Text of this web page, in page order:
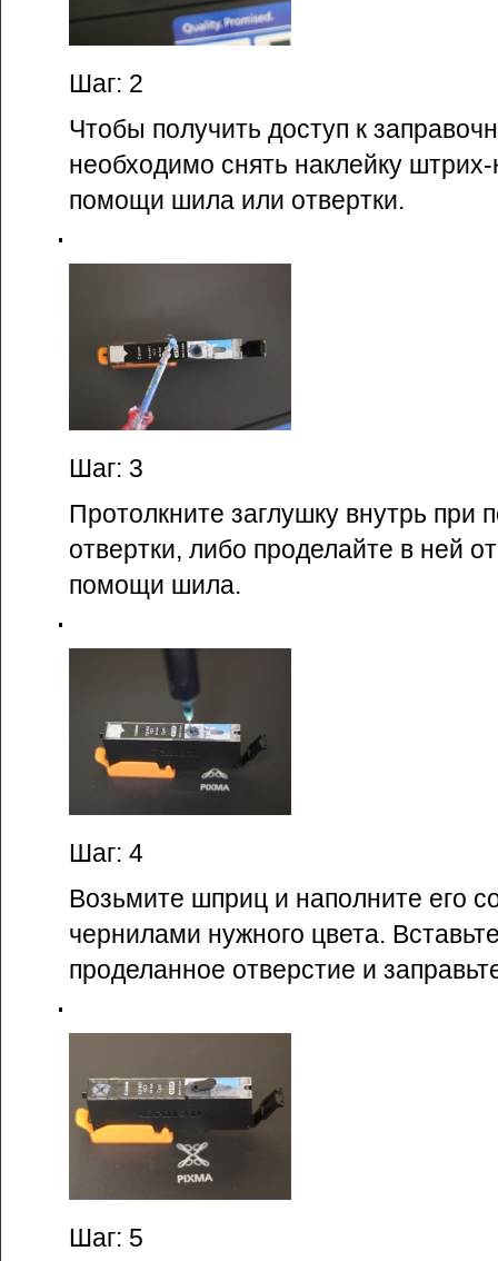
Шаг: 2
Чтобы получить доступ к
необходимо снять наклейку
помощи шила или отвертки.
Шаг: 3
Протолкните заглушку внутрь при
отвертки, либо проделайте в ней
помощи шила.
Шаг: 4
Возьмите шприц и наполните его
чернилами нужного цвета.
проделанное отверстие и
Шаг: 5